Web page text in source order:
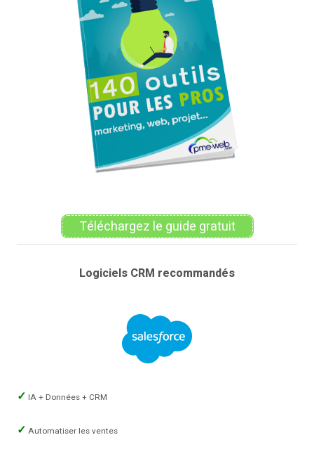
Téléchargez le guide gratuit
Logiciels CRM recommandés
IA + Données + CRM
Automatiser les ventes